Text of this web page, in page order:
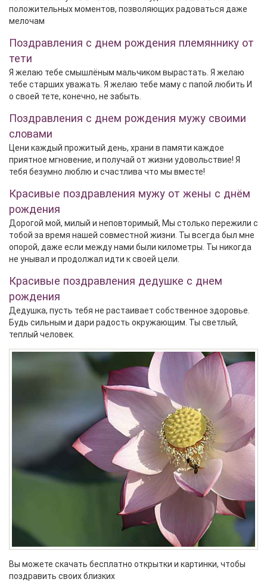
положительных моментов, позволяющих радоваться даже
мелочам
Поздравления с днем рождения племяннику от
тети
Я желаю тебе смышлёным мальчиком вырастать. Я желаю
тебе старших уважать. Я желаю тебе маму с папой любить И
о своей тете, конечно, не забыть.
Поздравления с днем рождения мужу своими
словами
Цени каждый прожитый день, храни в памяти каждое
приятное мгновение, и получай от жизни удовольствие! Я
тебя безумно люблю и счастлива что мы вместе!
Красивые поздравления мужу от жены с днём
рождения
Дорогой мой, милый и неповторимый, Мы столько пережили с
тобой за время нашей совместной жизни. Ты всегда был мне
опорой, даже если между нами были километры. Ты никогда
не унывал и продолжал идти к своей цели.
Красивые поздравления дедушке с днем
рождения
Дедушка, пусть тебя не растаивает собственное здоровье.
Будь сильным и дари радость окружающим. Ты светлый,
теплый человек.
Вы можете скачать бесплатно открытки и картинки, чтобы
поздравить своих близких